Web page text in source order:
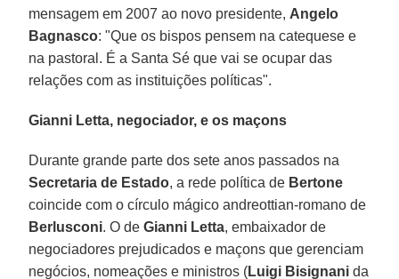
mensagem em 2007 ao novo presidente, Angelo
Bagnasco: "Que os bispos pensem na catequese e
na pastoral. É a Santa Sé que vai se ocupar das
relações com as instituições políticas".
Gianni Letta, negociador, e os maçons
Durante grande parte dos sete anos passados na
Secretaria de Estado, a rede política de Bertone
coincide com o círculo mágico andreottian-romano de
Berlusconi. O deGianni Letta, embaixador de
negociadores prejudicados e maçons que gerenciam
negócios, nomeações e ministros (Luigi Bisignani da